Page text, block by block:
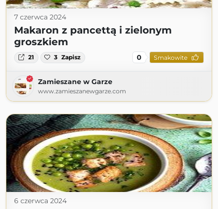
7 czerwca 2024
Makaron z pancettą i zielonym
groszkiem
21 3 Zapisz 0 Smakowite
Zamieszane w Garze
www.zamieszanewgarze.com
6 czerwca 2024